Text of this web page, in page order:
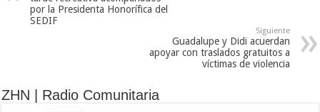
por la Presidenta Honorífica del
SEDIF
Siguiente
Guadalupe y Didi acuerdan
apoyar con traslados gratuitos a
víctimas de violencia
ZHN | Radio Comunitaria